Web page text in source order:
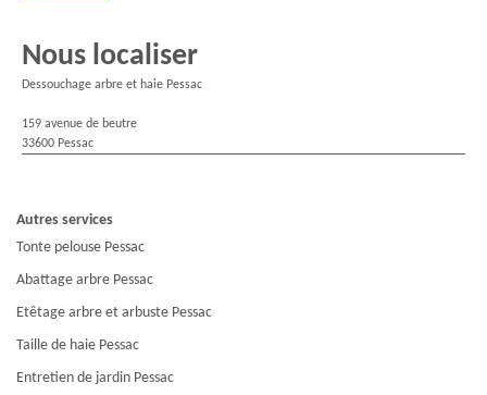
Nous localiser
Dessouchage arbre et haie Pessac
159 avenue de beutre
33600 Pessac
Autres services
Tonte pelouse Pessac
Abattage arbre Pessac
Etêtage arbre et arbuste Pessac
Taille de haie Pessac
Entretien de jardin Pessac